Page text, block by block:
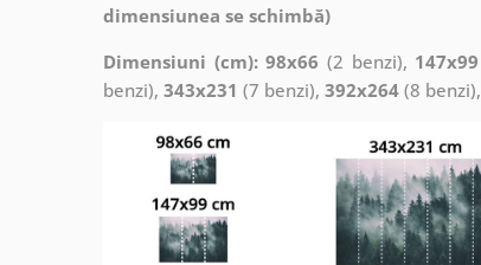
dimensiunea se schimbă)
Dimensiuni (cm): 98x66 (2 benzi), 147x99
benzi), 343x231 (7 benzi), 392x264 (8 benzi),